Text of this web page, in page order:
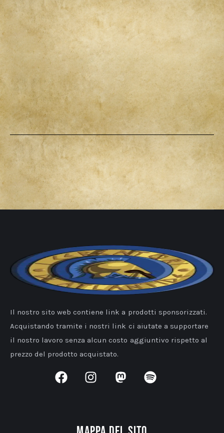
Il nostro sito web contiene link a prodotti sponsorizzati.
Acquistando tramite i nostri link ci aiutate a supportare
il nostro lavoro senza alcun costo aggiuntivo rispetto al
prezzo del prodotto acquistato.